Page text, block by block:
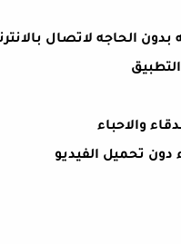
الحاجه لاتصال
والاحباء
دون تحميل الفيديو